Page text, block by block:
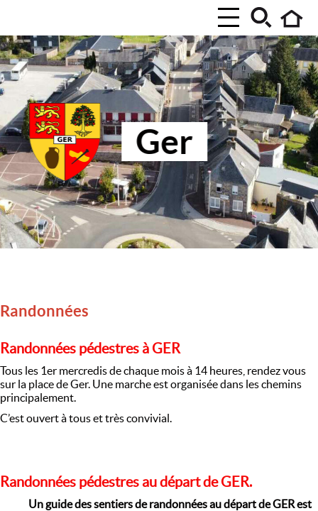
Ger
Randonnées
Randonnées pédestres à GER
Tous les 1er mercredis de chaque mois à 14 heures, rendez vous
sur la place de Ger. Une marche est organisée dans les chemins
principalement.
C’est ouvert à tous et très convivial.
Randonnées pédestres au départ de GER.
Un guide des sentiers de randonnées au départ de GER est